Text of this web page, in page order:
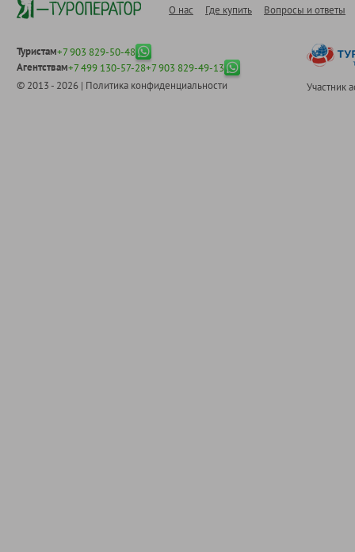
О нас Где купить Вопросы и ответы
Туристам+7 903 829-50-48
Агентствам+7 499 130-57-28+7 903 829-49-13
© 2013 - 2026 | Политика конфиденциальности Участник